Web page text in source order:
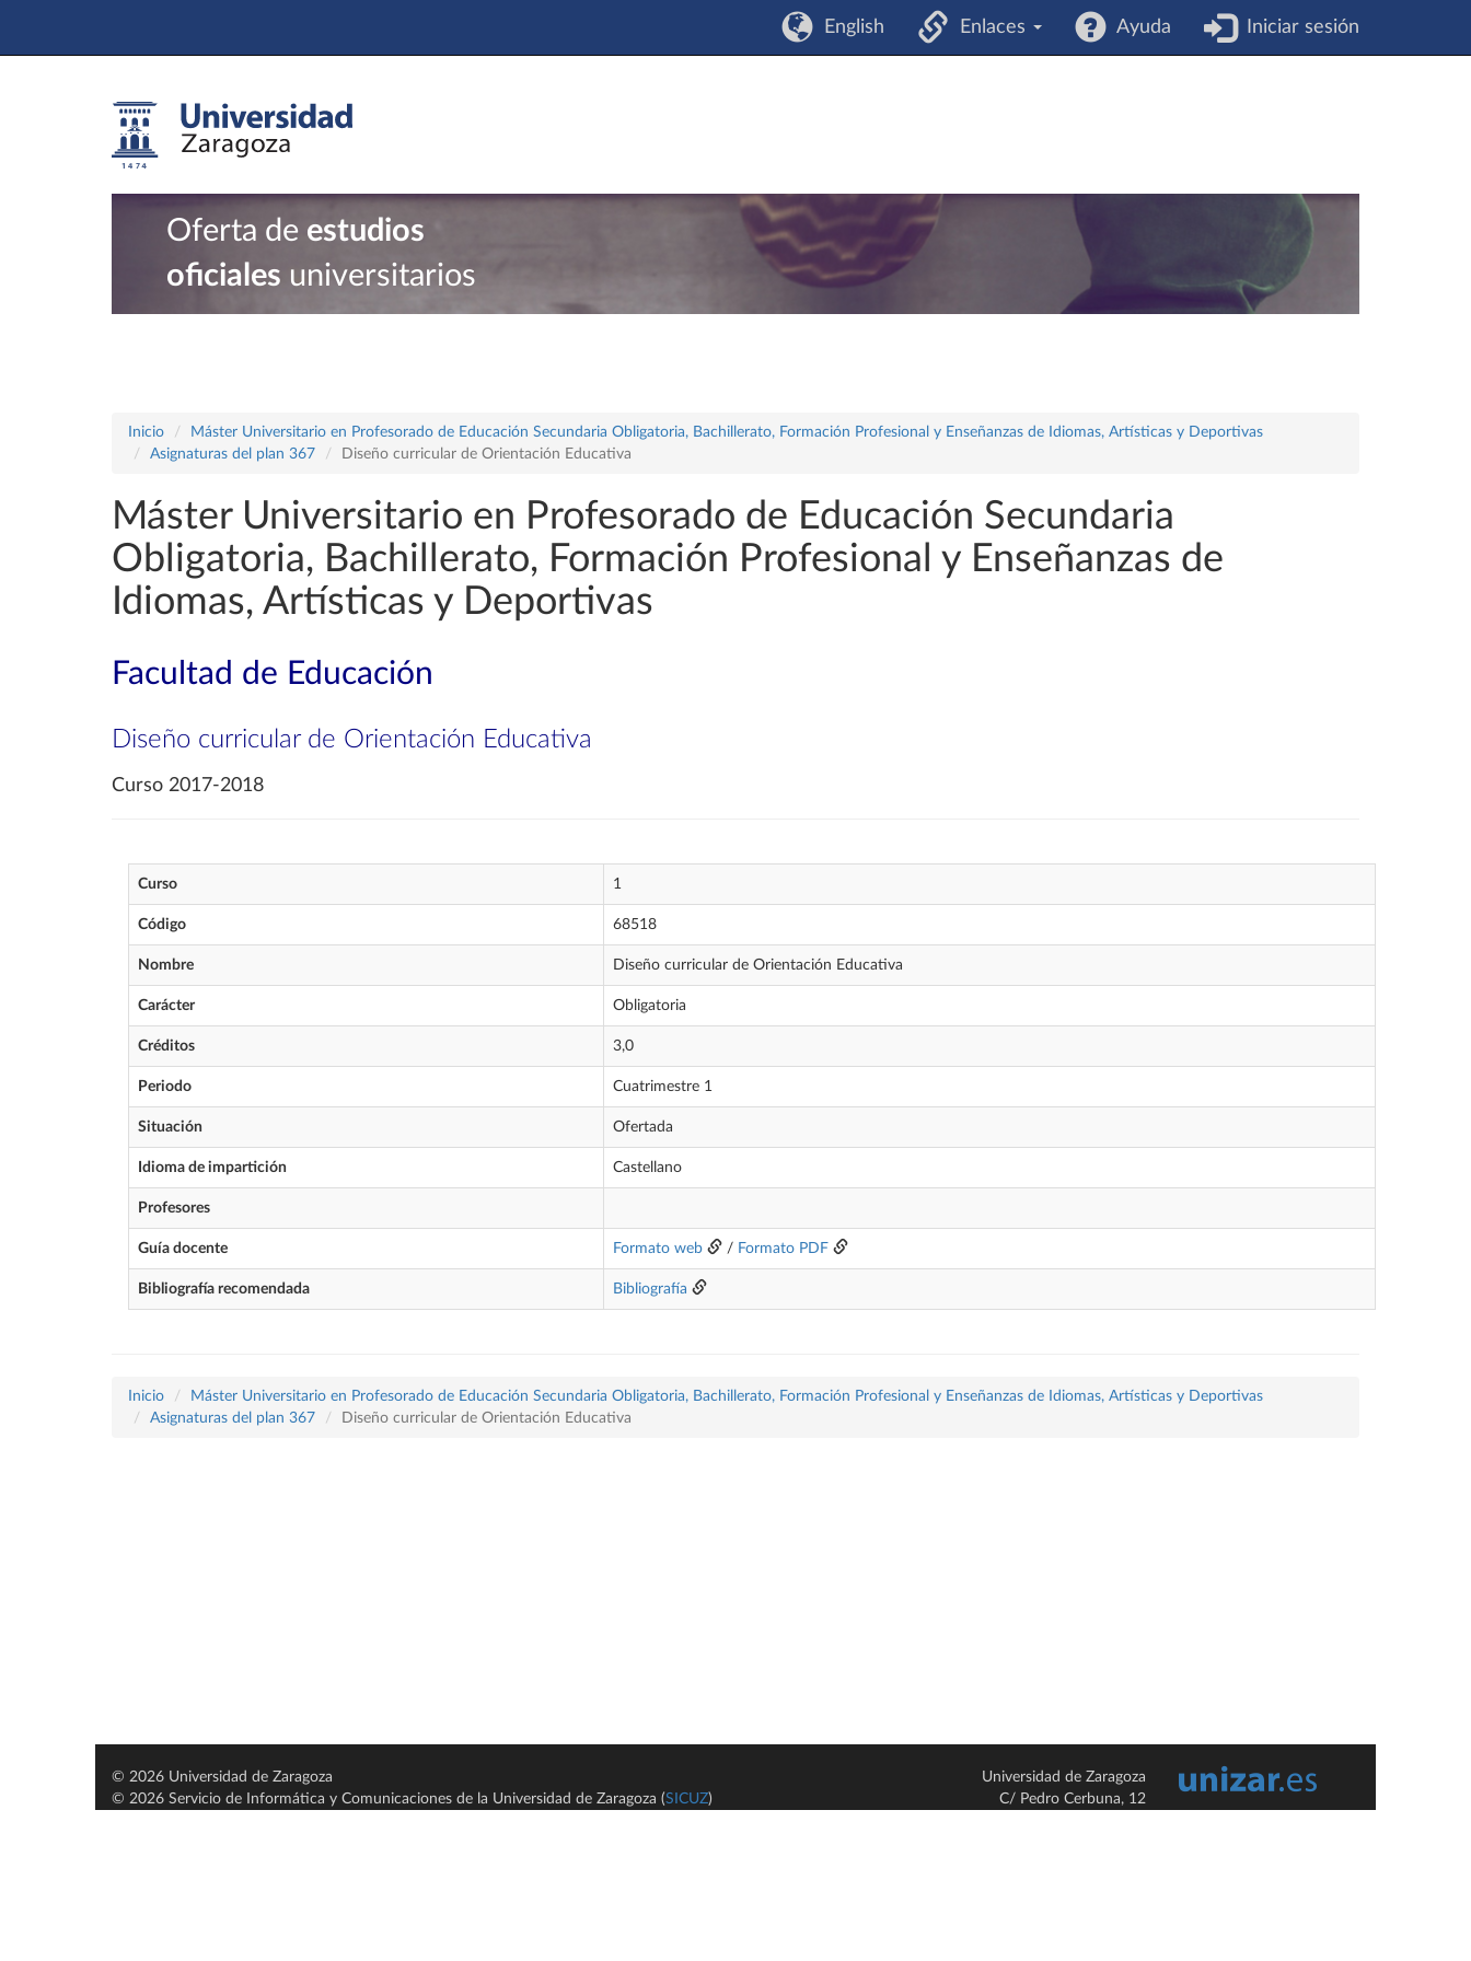
English Enlaces Ayuda Iniciar sesión
Oferta de estudios
oficiales universitarios
Inicio
Máster Universitario en Profesorado de Educación Secundaria Obligatoria, Bachillerato, Formación Profesional y Enseñanzas de Idiomas, Artísticas y Deportivas
Asignaturas del plan 367
Diseño curricular de Orientación Educativa
Máster Universitario en Profesorado de Educación Secundaria
Obligatoria, Bachillerato, Formación Profesional y Enseñanzas de
Idiomas, Artísticas y Deportivas
Facultad de Educación
Diseño curricular de Orientación Educativa
Curso 2017-2018
Curso 1
Código 68518
Nombre Diseño curricular de Orientación Educativa
Carácter Obligatoria
Créditos 3,0
Periodo Cuatrimestre 1
Situación Ofertada
Idioma de impartición Castellano
Profesores
Guía docente Formato web / Formato PDF
Bibliografía recomendada Bibliografía
Inicio
Máster Universitario en Profesorado de Educación Secundaria Obligatoria, Bachillerato, Formación Profesional y Enseñanzas de Idiomas, Artísticas y Deportivas
Asignaturas del plan 367
Diseño curricular de Orientación Educativa
© 2026 Universidad de Zaragoza
© 2026 Servicio de Informática y Comunicaciones de la Universidad de Zaragoza (SICUZ)
Universidad de Zaragoza
C/ Pedro Cerbuna, 12